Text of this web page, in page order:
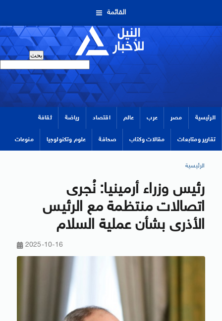
القائمة
الرئيسية مصر عرب عالم اقتصاد رياضة ثقافة
تقارير ومتابعات مقالات وكتاب صحافة علوم وتكنولوجيا منوعات
الرئيسية
رئيس وزراء أرمينيا: نُجرى
اتصالات منتظمة مع الرئيس
الأذرى بشأن عملية السلام
2025-10-16